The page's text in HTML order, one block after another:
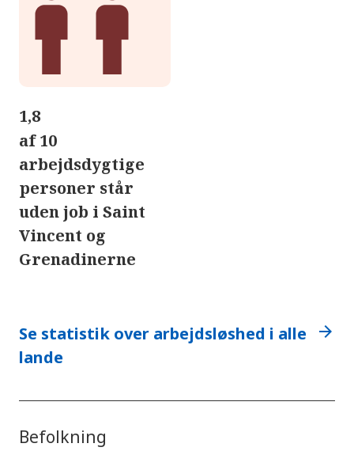
1,8
af 10
arbejdsdygtige
personer står
uden job i Saint
Vincent og
Grenadinerne
Se statistik over arbejdsløshed i alle
lande
arrow_forward
Befolkning